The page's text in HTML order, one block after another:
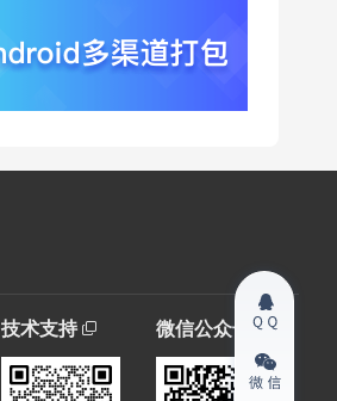
技术支持 微信公众号